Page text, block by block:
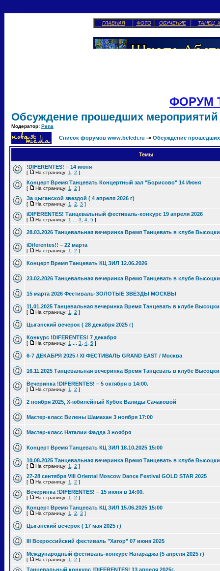
ГЛАВНАЯ ФОТО ОБУЧЕНИЕ ТАНЕЦ
ФОРУМ
Обсуждение прошедших мероприятий
Модератор: Pena
Список форумов www.beledi.ru -> Обсуждение
Темы
!DIFERENTES! – 14 июня
[ На страницу: 1 2 ]
Концерт Время Танцевать Концертный зал "Борисово" 14 Июня
[ На страницу: 1 2 ]
За цыганской звездой ( 4 апреля 2026 г)
[ На страницу: 1 2 3 ]
iDIFERENTES! Танцевальный фестиваль-конкурс 19 апреля 2026
[ На страницу: 1 3 4 5 ]
28.03.2026 Танцевальная вечеринка Время Танцевать в клубе
iDiferentes!! – 22 марта
[ На страницу: 1 2 ]
Концерт Время Танцевать КЦ ЗИЛ 12.06.2026
23.02.2026 Танцевальная вечеринка Время Танцевать в клубе
15 марта 2026 Фестиваль-ЗОЛОТЫЕ ЗВЁЗДЫ МОСКВЫ
11.01.2025 Танцевальная вечеринка Время Танцевать в клубе
[ На страницу: 1 2 ]
Цыганский вечерок ( 28 декабря 2025 г)
Конкурс !DIFERENTES! 7 декабря
[ На страницу: 1 3 4 5 ]
6-7 ДЕКАБРЯ 2025 / XI ФЕСТИВАЛЬ GRAND EAST / Москва
16.11.2025 Танцевальная вечеринка Время Танцевать в клубе
Вечеринка !DIFERENTES! – 5 октября в 14:00.
[ На страницу: 1 2 ]
2 ноября 2025, Х-юбилейный Кубок Валиды Сачаковой
Мастер-класс Вилены Шамахан 3 ноября 17:00
Мастер-класс Наталии Фадда 3 ноября
Концерт Время Танцевать КЦ ЗИЛ 18.10.2025 15:00
10.08.2025 Танцевальная вечеринка Время Танцевать в клубе
[ На страницу: 1 2 ]
27-28 сентября VIII Oriental Moscow Dance Festival GOLD STAR 2025
[ На страницу: 1 2 ]
Вечеринка !DIFERENTES! – 15 июня в 14:00.
[ На страницу: 1 2 ]
Концерт Время Танцевать КЦ ЗИЛ 15.06.2025 15:00
[ На страницу: 1 2 3 ]
Цыганский вечерок ( 17 мая 2025 г)
III Всероссийский фестиваль "Хатор" 07 июня 2025
Международный фестиваль-конкурс Натараджа (5 апреля 2025 г)
[ На страницу: 1 2 ]
Танцевальный конкурс !DIFERENTES! 13 апреля 2025г.